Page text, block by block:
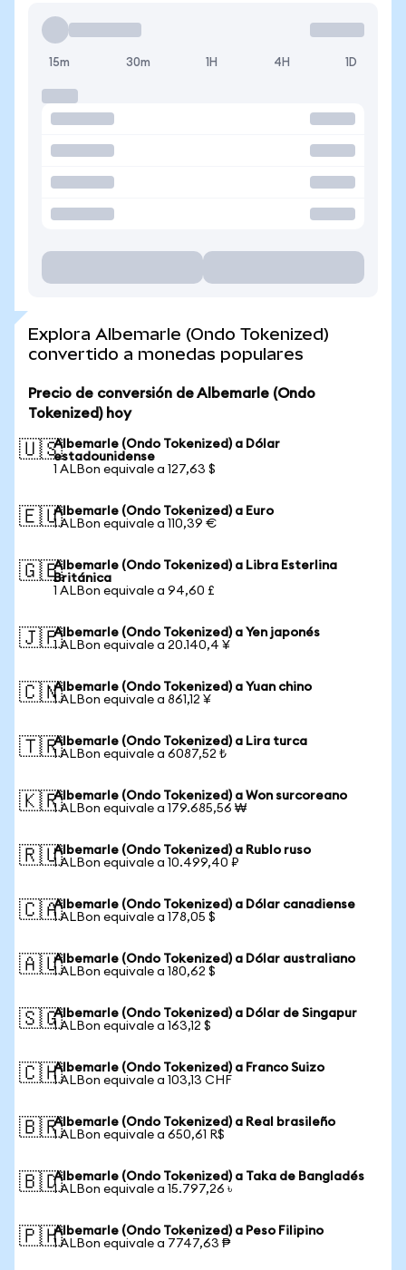
15m 30m 1H 4H 1D
Explora Albemarle (Ondo Tokenized)
convertido a monedas populares
Precio de conversión de Albemarle (Ondo
Tokenized) hoy
🇺🇸Albemarle (Ondo Tokenized) a Dólar
estadounidense
1 ALBon equivale a 127,63 $
🇪🇺Albemarle (Ondo Tokenized) a Euro
1 ALBon equivale a 110,39 €
🇬🇧Albemarle (Ondo Tokenized) a Libra Esterlina
Británica
1 ALBon equivale a 94,60 £
🇯🇵Albemarle (Ondo Tokenized) a Yen japonés
1 ALBon equivale a 20.140,4 ¥
🇨🇳Albemarle (Ondo Tokenized) a Yuan chino
1 ALBon equivale a 861,12 ¥
🇹🇷Albemarle (Ondo Tokenized) a Lira turca
1 ALBon equivale a 6087,52 ₺
🇰🇷Albemarle (Ondo Tokenized) a Won surcoreano
1 ALBon equivale a 179.685,56 ₩
🇷🇺Albemarle (Ondo Tokenized) a Rublo ruso
1 ALBon equivale a 10.499,40 ₽
🇨🇦Albemarle (Ondo Tokenized) a Dólar canadiense
1 ALBon equivale a 178,05 $
🇦🇺Albemarle (Ondo Tokenized) a Dólar australiano
1 ALBon equivale a 180,62 $
🇸🇬Albemarle (Ondo Tokenized) a Dólar de Singapur
1 ALBon equivale a 163,12 $
🇨🇭Albemarle (Ondo Tokenized) a Franco Suizo
1 ALBon equivale a 103,13 CHF
🇧🇷Albemarle (Ondo Tokenized) a Real brasileño
1 ALBon equivale a 650,61 R$
🇧🇩Albemarle (Ondo Tokenized) a Taka de Bangladés
1 ALBon equivale a 15.797,26 ৳
🇵🇭Albemarle (Ondo Tokenized) a Peso Filipino
1 ALBon equivale a 7747,63 ₱